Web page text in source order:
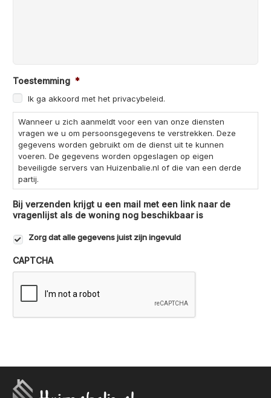
Toestemming *
Ik ga akkoord met het privacybeleid.
Wanneer u zich aanmeldt voor een van onze diensten
vragen we u om persoonsgegevens te verstrekken. Deze
gegevens worden gebruikt om de dienst uit te kunnen
voeren. De gegevens worden opgeslagen op eigen
beveiligde servers van Huizenbalie.nl of die van een derde
partij.
Bij verzenden krijgt u een mail met een link naar de
vragenlijst als de woning nog beschikbaar is
Zorg dat alle gegevens juist zijn ingevuld
CAPTCHA